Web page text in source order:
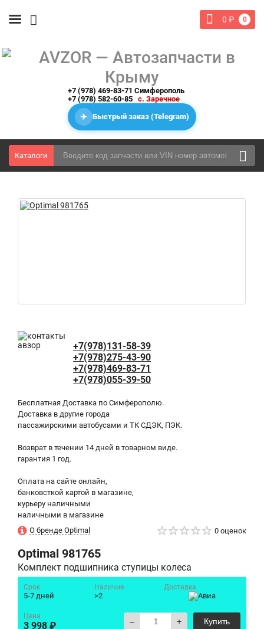
0 ₽ 0
+7 (978) 469-83-71 Симферополь
+7 (978) 582-60-85 с. Заречное
✈ Быстрый заказ (Telegram)
Каталоги
+7(978)131-58-39
+7(978)275-43-90
+7(978)469-83-71
+7(978)055-39-50
Бесплатная Доставка по Симферополю.
Доставка в другие города
пассажирскими автобусами и ТК СДЭК, ПЭК.
Возврат в течении 14 дней в товарном виде.
гарантия 1 год.
Оплата на сайте онлайн,
банковсткой картой в магазине,
курьеру наличными
наличными в магазине
О бренде Optimal
0 оценок
Optimal 981765
Комплект подшипника ступицы колеса
Срок
5-7 дней
Наличие
>2
Доставка
Цена
3 998 ₽ – + Купить